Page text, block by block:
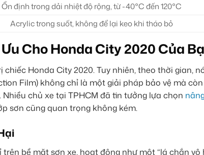
Ổn định trong dải nhiệt độ rộng, từ -40°C đến 120°C
Acrylic trong suốt, không để lại keo khi tháo bỏ
Cho Honda City 2020 Của
chiếc Honda City 2020. Tuy nhiên, theo thời gian,
Film) không chỉ là một giải pháp bảo vệ mà
chủ xe tại TPHCM đã tin tưởng lựa chọn
sơn cũng quan trọng không kém.
bề mặt sơn xe, hoạt động như một “lá chắn vô